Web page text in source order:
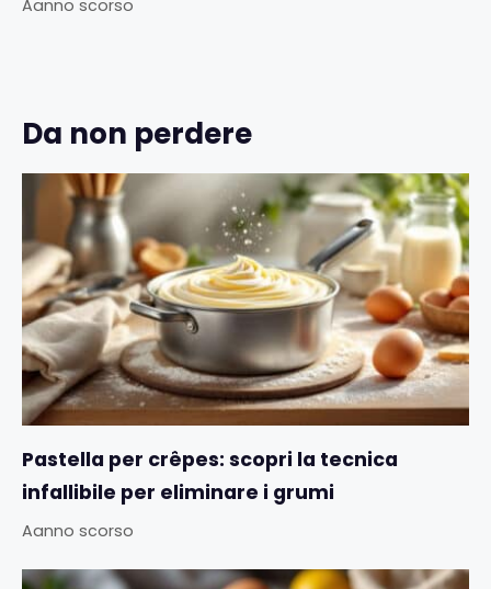
Aanno scorso
Da non perdere
Pastella per crêpes: scopri la tecnica
infallibile per eliminare i grumi
Aanno scorso